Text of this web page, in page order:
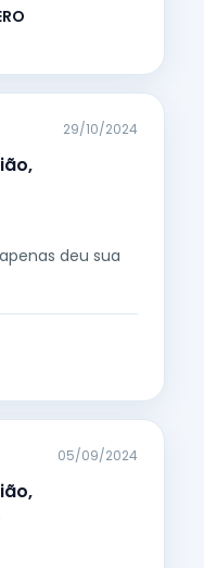
29/10/2024
deu sua
05/09/2024